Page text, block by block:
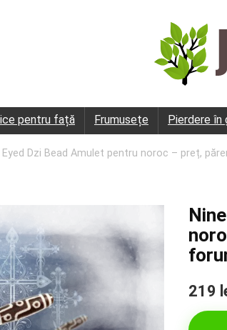
pentru față Frumusețe Pierdere în
Eyed Dzi Bead Amulet pentru noroc – preț,
219